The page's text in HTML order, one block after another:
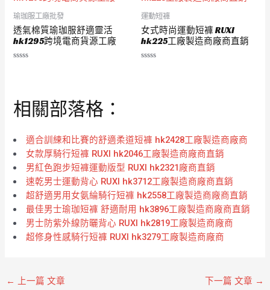
瑜珈服工廠批發
透氣棉質瑜珈服舒適靈活
hk1295跨境電商貨源工廠
5
運動短褲
女式時尚運動短褲 RUXI
hk225工廠製造商廠商直銷
相關部落格：
適合訓練和比賽的舒適柔道短褲 hk2428工廠製造商廠商
女款厚騎行短褲 RUXI hk2046工廠製造商廠商直銷
男紅色跑步短褲運動版型 RUXI hk2321廠商直銷
速乾男士運動背心 RUXI hk3712工廠製造商廠商直銷
超舒適男用女氨綸騎行短褲 hk2558工廠製造商廠商直銷
最佳男士瑜珈短褲 舒適耐用 hk3896工廠製造商廠商直銷
男士防紫外線防曬背心 RUXI hk2819工廠製造商廠商
超修身性感騎行短褲 RUXI hk3279工廠製造商廠商
← 上一篇 文章 下一篇 文章 →